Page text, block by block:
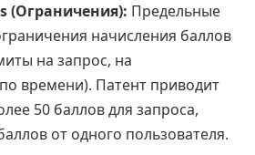
(Ограничения): Предельные
начисления баллов
на запрос, на
времени). Патент приводит
50 баллов для запроса,
от одного пользователя.